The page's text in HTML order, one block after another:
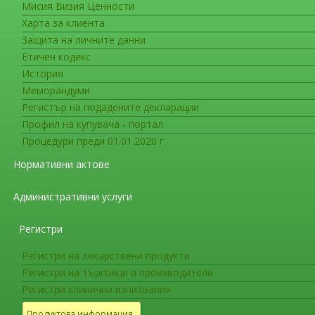
Мисия Визия Ценности
Харта за клиента
Защита на личните данни
Етичен кодекс
История
Меморандуми
Регистър на подадените декларации
Профил на купувача - портал
Процедури преди 01.01.2020 г.
Нормативни актове
Административни услуги
Регистри
Регистри на лекарствени продукти
Регистри на търговци и производители
Регистри клинични изпитвания
На интернет страницата на ИАЛ в раздел
на министъра на здравеопазването за
Европейската фармакопея (
График за
фармакопея). Датата е определена в
разработването на Европейска фармакопея и
членки.
МЕДИЦИНА
ВАЖНО!!!